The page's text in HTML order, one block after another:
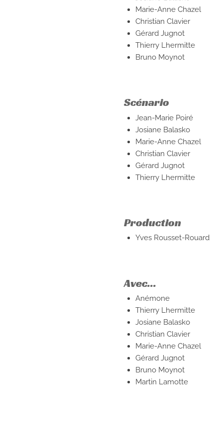
Marie-Anne Chazel
Christian Clavier
Gérard Jugnot
Thierry Lhermitte
Bruno Moynot
Scénario
Jean-Marie Poiré
Josiane Balasko
Marie-Anne Chazel
Christian Clavier
Gérard Jugnot
Thierry Lhermitte
Production
Yves Rousset-Rouard
Avec...
Anémone
Thierry Lhermitte
Josiane Balasko
Christian Clavier
Marie-Anne Chazel
Gérard Jugnot
Bruno Moynot
Martin Lamotte